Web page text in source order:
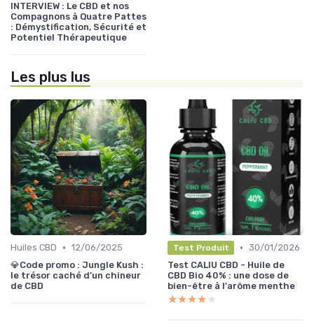
INTERVIEW : Le CBD et nos
Compagnons à Quatre Pattes
: Démystification, Sécurité et
Potentiel Thérapeutique
Les plus lus
Huiles CBD • 12/06/2025
💎Code promo : Jungle Kush :
le trésor caché d’un chineur
de CBD
Test Produit • 30/01/2026
Test CALIU CBD - Huile de
CBD Bio 40% : une dose de
bien-être à l'arôme menthe
★★★★★
★★★★★